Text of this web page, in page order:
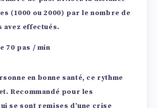
(1000 ou 2000) par le nombre de
avez effectués.
70 pas / min
en bonne santé, ce rythme
Recommandé pour les
se sont remises d’une crise